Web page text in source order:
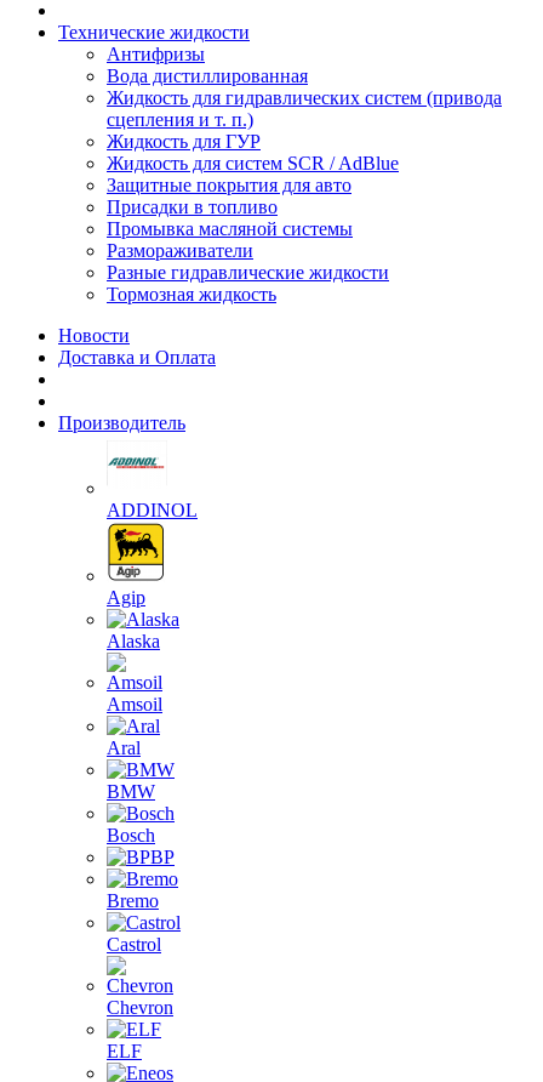
Технические жидкости
Антифризы
Вода дистиллированная
Жидкость для гидравлических систем (привода
сцепления и т. п.)
Жидкость для ГУР
Жидкость для систем SCR / AdBlue
Защитные покрытия для авто
Присадки в топливо
Промывка масляной системы
Размораживатели
Разные гидравлические жидкости
Тормозная жидкость
Новости
Доставка и Оплата
Производитель
ADDINOL
Agip
Alaska
Amsoil
Aral
BMW
Bosch
BP
Bremo
Castrol
Chevron
ELF